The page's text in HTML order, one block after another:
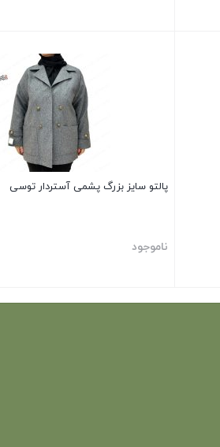
پالتو سایز بزرگ پشمی آستردار توسی
ناموجود